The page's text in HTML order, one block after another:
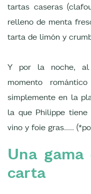
tartas caseras
relleno de menta
tarta de limón y
Y por la noche, al
momento
simplemente en la
la que Philippe
vino y foie gras.....
Una
carta